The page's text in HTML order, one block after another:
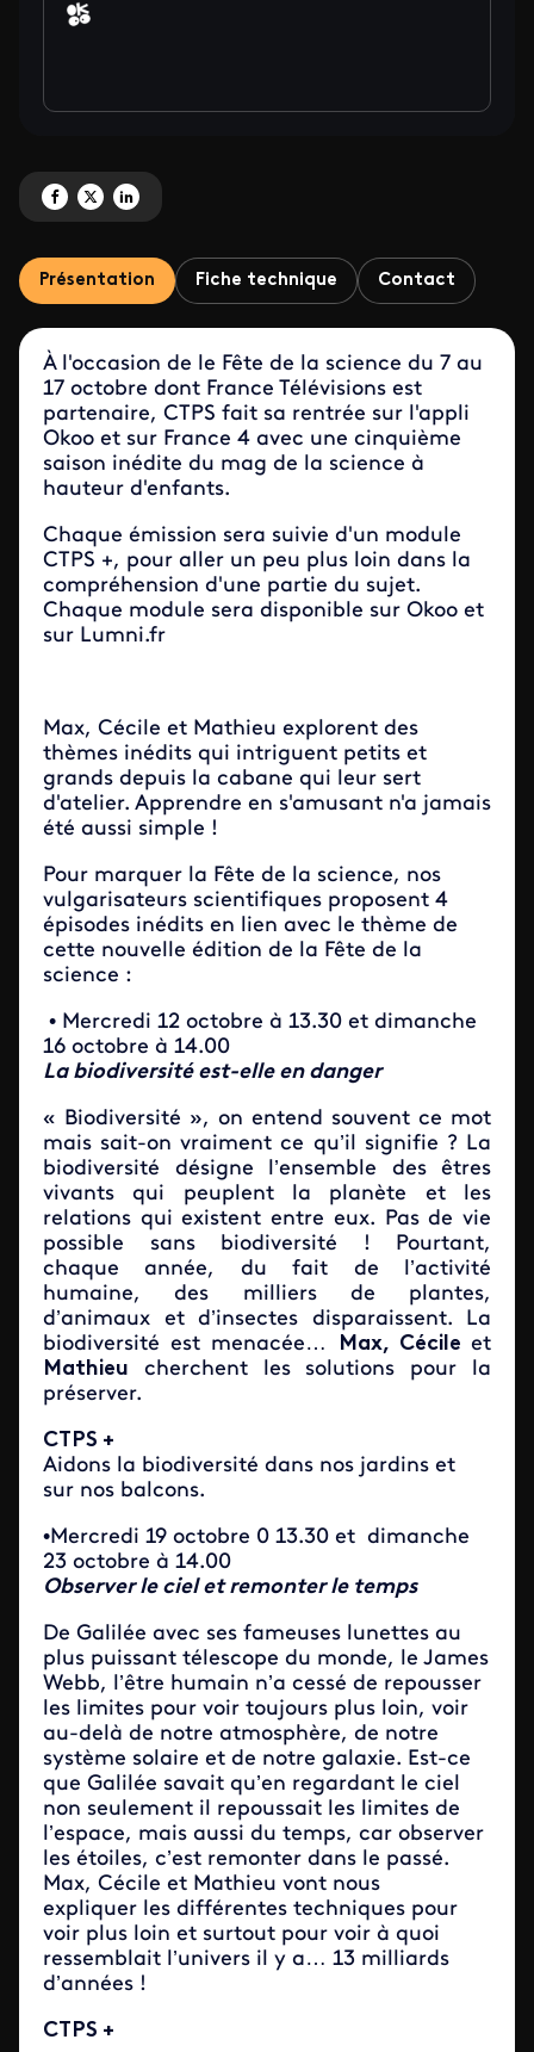
Partagez 'C’est toujours pas sorcier ' sur Facebook
Partagez 'C’est toujours pas sorcier ' sur X
Partagez 'C’est toujours pas sorcier ' sur LinkedIn
Présentation Fiche technique Contact
À l'occasion de le Fête de la science du 7 au
17 octobre dont France Télévisions est
partenaire, CTPS fait sa rentrée sur l'appli
Okoo et sur France 4 avec une cinquième
saison inédite du mag de la science à
hauteur d'enfants.
Chaque émission sera suivie d'un module
CTPS +, pour aller un peu plus loin dans la
compréhension d'une partie du sujet.
Chaque module sera disponible sur Okoo et
sur Lumni.fr
Max, Cécile et Mathieu explorent des
thèmes inédits qui intriguent petits et
grands depuis la cabane qui leur sert
d'atelier. Apprendre en s'amusant n'a jamais
été aussi simple !
Pour marquer la Fête de la science, nos
vulgarisateurs scientifiques proposent 4
épisodes inédits en lien avec le thème de
cette nouvelle édition de la Fête de la
science :
• Mercredi 12 octobre à 13.30 et dimanche
16 octobre à 14.00
La biodiversité est-elle en danger
« Biodiversité », on entend souvent ce mot
mais sait-on vraiment ce qu’il signifie ? La
biodiversité désigne l’ensemble des êtres
vivants qui peuplent la planète et les
relations qui existent entre eux. Pas de vie
possible sans biodiversité ! Pourtant,
chaque année, du fait de l’activité
humaine, des milliers de plantes,
d’animaux et d’insectes disparaissent. La
biodiversité est menacée…
Max, Cécileet
Mathieu cherchent les solutions pour la
préserver.
CTPS +
Aidons la biodiversité dans nos jardins et
sur nos balcons.
•Mercredi 19 octobre 0 13.30 et dimanche
23 octobre à 14.00
Observer le ciel et remonter le temps
De Galilée avec ses fameuses lunettes au
plus puissant télescope du monde, le James
Webb, l’être humain n’a cessé de repousser
les limites pour voir toujours plus loin, voir
au-delà de notre atmosphère, de notre
système solaire et de notre galaxie. Est-ce
que Galilée savait qu’en regardant le ciel
non seulement il repoussait les limites de
l’espace, mais aussi du temps, car observer
les étoiles, c’est remonter dans le passé.
Max, Cécile et Mathieu vont nous
expliquer les différentes techniques pour
voir plus loin et surtout pour voir à quoi
ressemblait l’univers il y a… 13 milliards
d’années !
CTPS +